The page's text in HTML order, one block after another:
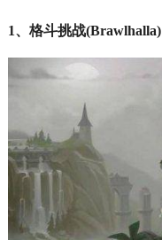
1、格斗挑战(Brawlhalla)